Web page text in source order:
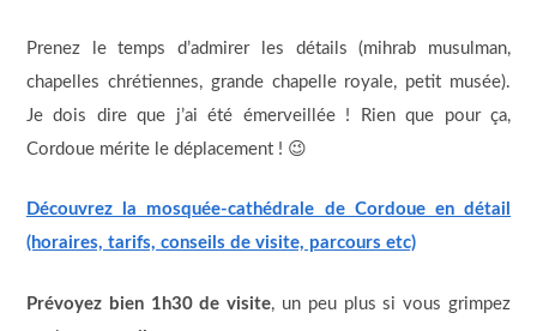
Prenez le temps d’admirer les détails (mihrab musulman,
chapelles chrétiennes, grande chapelle royale, petit musée).
Je dois dire que j’ai été émerveillée ! Rien que pour ça,
Cordoue mérite le déplacement ! 😉
Découvrez la mosquée-cathédrale de Cordoue en détail
(horaires, tarifs, conseils de visite, parcours etc)
Prévoyez bien 1h30 de visite, un peu plus si vous grimpez